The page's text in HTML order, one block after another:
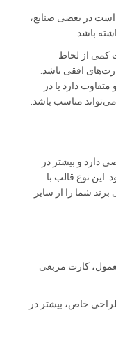
در بعضی صنایع،
باشد.
از لحاظ
افقی باشد.
دارد یا در
مناسب باشد.
دارد و بیشتر در
این نوع قالب با
شما را از سایر
کارت مربعی
خاص، بیشتر در